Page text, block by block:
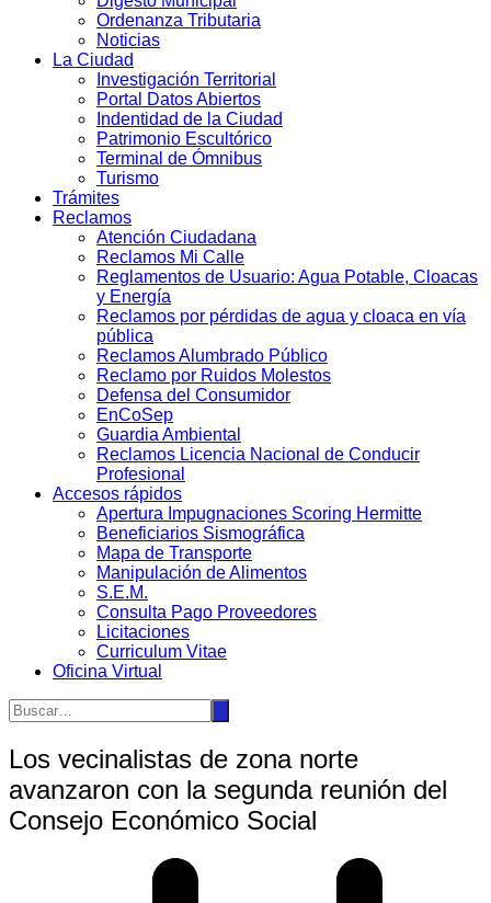
Ordenanza Tributaria
Noticias
La Ciudad
Investigación Territorial
Portal Datos Abiertos
Indentidad de la Ciudad
Patrimonio Escultórico
Terminal de Ómnibus
Turismo
Trámites
Reclamos
Atención Ciudadana
Reclamos Mi Calle
Reglamentos de Usuario: Agua Potable, Cloacas
y Energía
Reclamos por pérdidas de agua y cloaca en vía
pública
Reclamos Alumbrado Público
Reclamo por Ruidos Molestos
Defensa del Consumidor
EnCoSep
Guardia Ambiental
Reclamos Licencia Nacional de Conducir
Profesional
Accesos rápidos
Apertura Impugnaciones Scoring Hermitte
Beneficiarios Sismográfica
Mapa de Transporte
Manipulación de Alimentos
S.E.M.
Consulta Pago Proveedores
Licitaciones
Curriculum Vitae
Oficina Virtual
Los vecinalistas de zona norte
avanzaron con la segunda reunión del
Consejo Económico Social